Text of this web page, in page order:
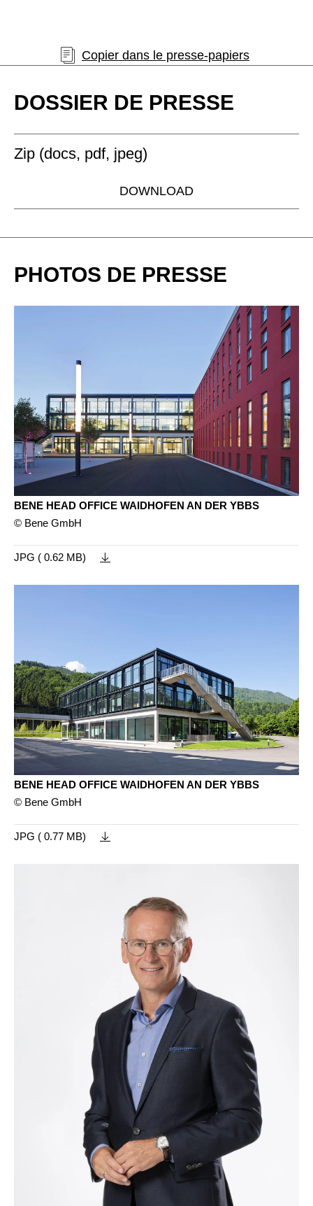
Copier dans le presse-papiers
DOSSIER DE PRESSE
Zip (docs, pdf, jpeg)
DOWNLOAD
PHOTOS DE PRESSE
BENE HEAD OFFICE WAIDHOFEN AN DER YBBS
© Bene GmbH
JPG ( 0.62 MB)
BENE HEAD OFFICE WAIDHOFEN AN DER YBBS
© Bene GmbH
JPG ( 0.77 MB)